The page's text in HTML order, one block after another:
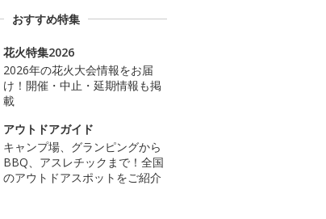
おすすめ特集
花火特集2026
2026年の花火大会情報をお届
け！開催・中止・延期情報も掲
載
アウトドアガイド
キャンプ場、グランピングから
BBQ、アスレチックまで！全国
のアウトドアスポットをご紹介